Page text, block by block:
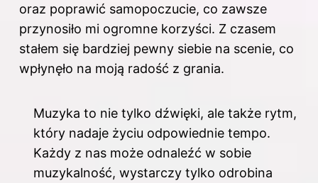
oraz poprawić samopoczucie, co zawsze
przynosiło mi ogromne korzyści. Z czasem
stałem się bardziej pewny siebie na scenie, co
wpłynęło na moją radość z grania.
Muzyka to nie tylko dźwięki, ale także rytm,
który nadaje życiu odpowiednie tempo.
Każdy z nas może odnaleźć w sobie
muzykalność, wystarczy tylko odrobina